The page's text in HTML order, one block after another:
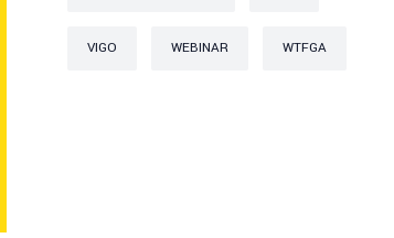
VIGO WEBINAR WTFGA